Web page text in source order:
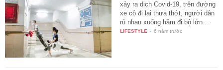
xảy ra dịch Covid-19, trên đường
xe cộ đi lại thưa thớt, người dân
rủ nhau xuống hầm đi bộ lớn…
LIFESTYLE - 6 năm trước